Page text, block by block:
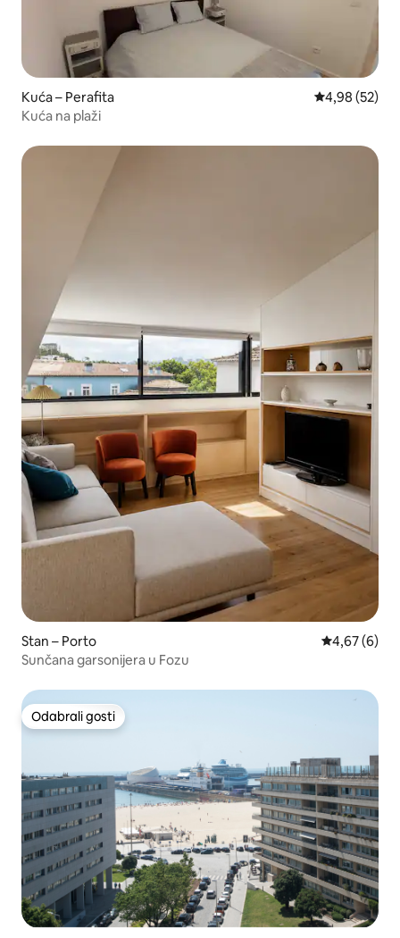
Kuća – Perafita Prosječna
4,98 (52)
Kuća na plaži
Stan – Porto Prosječna
4,67 (6)
Sunčana garsonijera u Fozu
Odabrali gosti
Odabrali gosti